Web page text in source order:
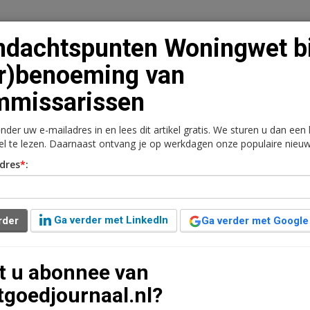
Vacaturebank Contact
Kantoren Retail Logistiek Juridisch | Fiscaal
bij
van commissarissen zijn er de nodige
Woningwet
van
uw e-mailadres in en lees dit artikel gratis. We sturen u dan een
te lezen. Daarnaast ontvang je op werkdagen onze populaire
*:
Ga verder met LinkedIn Ga verder met Google
u abonnee van